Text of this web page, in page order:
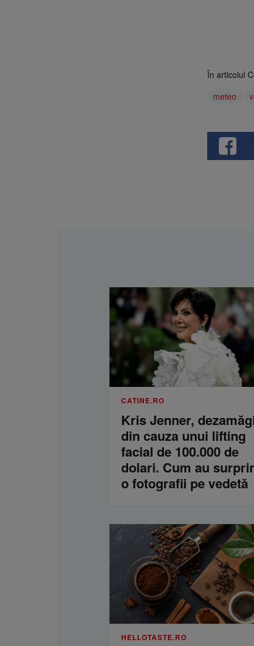
În articolul
meteo
CATINE.RO
Kris Jenner,
din cauza unui lifting
facial de 100.000 de
dolari. Cum au
o fotografii pe vedetă
HELLOTASTE.RO